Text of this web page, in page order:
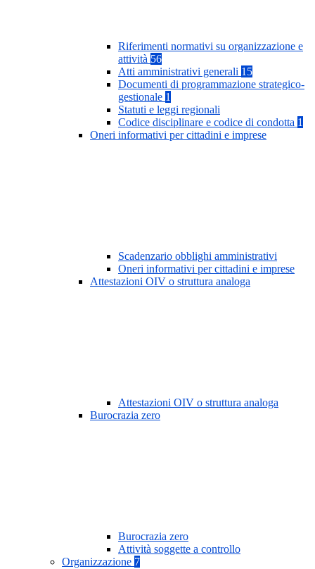
Riferimenti normativi su organizzazione e
attività 56
Atti amministrativi generali 15
Documenti di programmazione strategico-
gestionale 1
Statuti e leggi regionali
Codice disciplinare e codice di condotta 1
Oneri informativi per cittadini e imprese
Scadenzario obblighi amministrativi
Oneri informativi per cittadini e imprese
Attestazioni OIV o struttura analoga
Attestazioni OIV o struttura analoga
Burocrazia zero
Burocrazia zero
Attività soggette a controllo
Organizzazione 7